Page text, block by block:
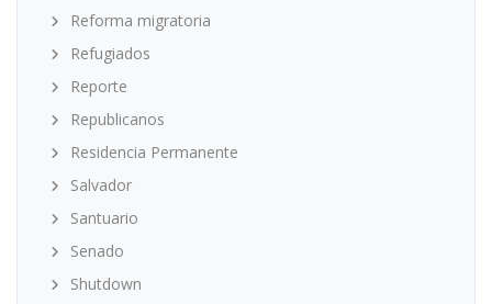
Reforma migratoria
Refugiados
Reporte
Republicanos
Residencia Permanente
Salvador
Santuario
Senado
Shutdown